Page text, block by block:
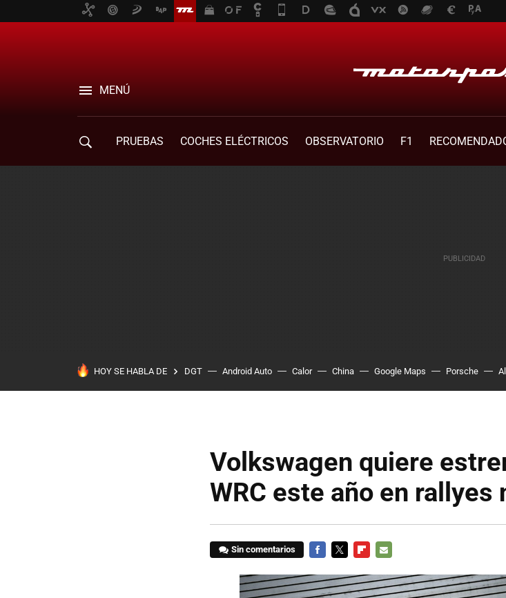
MENÚ
PRUEBAS COCHES ELÉCTRICOS OBSERVATORIO F1
HOY SE HABLA DE DGT Android Auto Calor China Google Maps Porsche
Volkswagen quiere
WRC este año en rallyes
Sin comentarios
MAIL